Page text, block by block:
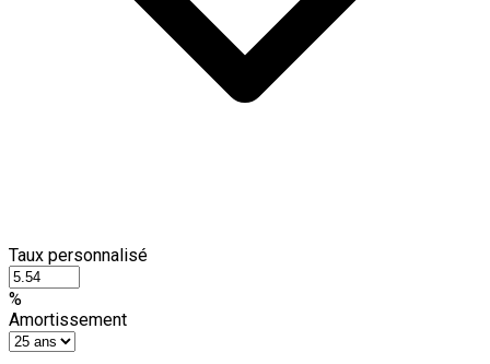
Taux personnalisé
%
Amortissement